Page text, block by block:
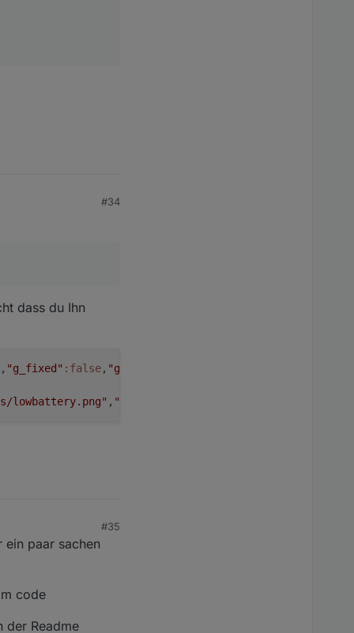
#34
dass du Ihn
, "g_fixed" :false, "g_visibility"
lowbattery.png" , "signals-icon-size-0"
#35
paar sachen
code
der Readme